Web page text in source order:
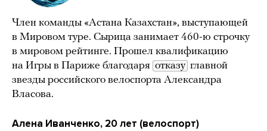
Член команды «Астана Казахстан», выступающей
в Мировом туре. Сырица занимает 460-ю строчку
в мировом рейтинге. Прошел квалификацию
на Игры в Париже благодаря отказу главной
звезды российского велоспорта Александра
Власова.
Алена Иванченко, 20 лет (велоспорт)